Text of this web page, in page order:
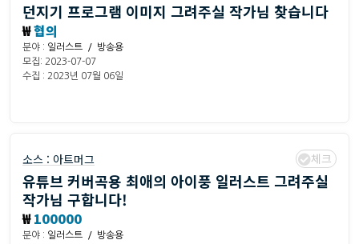
던지기 프로그램 이미지 그려주실 작가님 찾습니다
₩협의
분야 : 일러스트 / 방송용
모집: 2023-07-07
수집 : 2023년 07월 06일
소스 : 아트머그 체크
유튜브 커버곡용 최애의 아이풍 일러스트 그려주실
작가님 구합니다!
₩100000
분야 : 일러스트 / 방송용